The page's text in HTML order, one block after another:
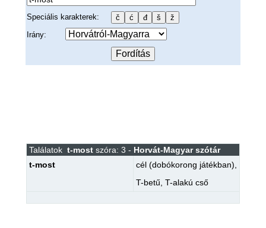
Speciális karakterek:
Irány:
Találatok t-mostszóra: 3 - Horvát-Magyar szótár
t-most
cél (dobókorong játékban)
T-betű T-alakú cső